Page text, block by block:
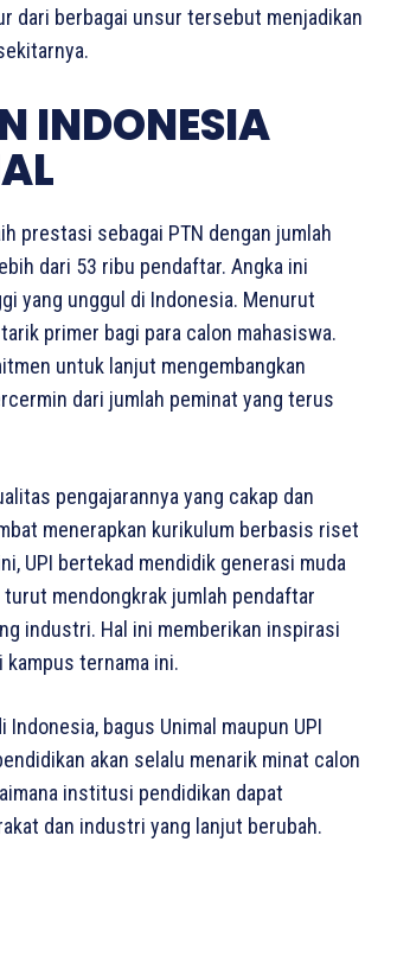
dari berbagai unsur tersebut menjadikan
INDONESIA
prestasi sebagai PTN dengan jumlah
dari 53 ribu pendaftar. Angka ini
yang unggul di Indonesia. Menurut
primer bagi para calon mahasiswa.
untuk lanjut mengembangkan
dari jumlah peminat yang terus
pengajarannya yang cakap dan
menerapkan kurikulum berbasis riset
UPI bertekad mendidik generasi muda
mendongkrak jumlah pendaftar
industri. Hal ini memberikan inspirasi
kampus ternama ini.
bagus Unimal maupun UPI
akan selalu menarik minat calon
institusi pendidikan dapat
dan industri yang lanjut berubah.